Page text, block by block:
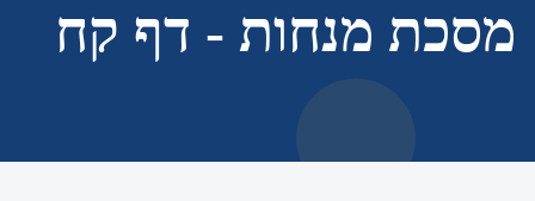
מסכת מנחות - דף קח